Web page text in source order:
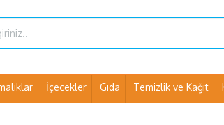
İçecekler Gıda Temizlik ve Kağıt